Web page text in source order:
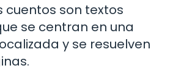
cuentos son textos
se centran en una
y se resuelven